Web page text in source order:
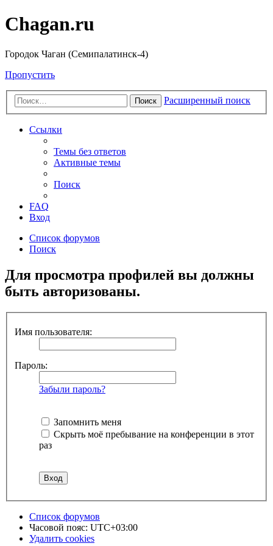
Chagan.ru
Городок Чаган (Семипалатинск-4)
Пропустить
Поиск Расширенный поиск
Ссылки
Темы без ответов
Активные темы
Поиск
FAQ
Вход
Список форумов
Поиск
Для просмотра профилей вы должны
быть авторизованы.
Имя пользователя:
Пароль:
Забыли пароль?
Запомнить меня
Скрыть моё пребывание на конференции в этот
раз
Список форумов
Часовой пояс: UTC+03:00
Удалить cookies